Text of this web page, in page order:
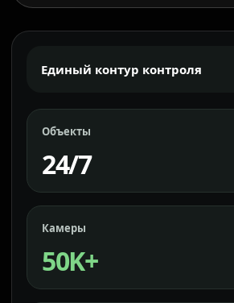
Единый контур контроля
Объекты
24/7
Камеры
50K+